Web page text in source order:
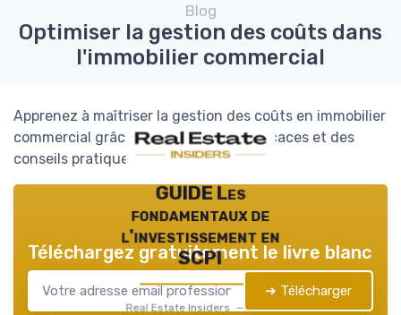
Blog
Optimiser la gestion des coûts dans
l'immobilier commercial
Apprenez à maîtriser la gestion des coûts en immobilier
commercial grâce à des stratégies efficaces et des
conseils pratiques.
GUIDE Les
fondamentaux de
l'investissement en
SCPI
Real Estate Insiders — 2026
Téléchargez gratuitement le livre blanc
➔ Télécharger